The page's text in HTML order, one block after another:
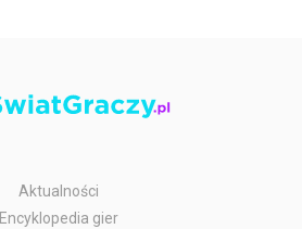
Aktualności
Encyklopedia gier